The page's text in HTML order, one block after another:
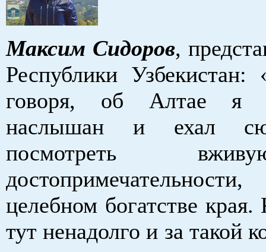
Максим Сидоров,
Республики Узбекистан:
говоря, об Алтае я
наслышан и ехал
посмотреть
целебном богатстве
тут ненадолго и за такой